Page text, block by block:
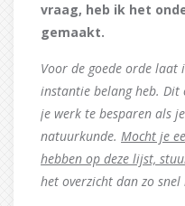
vraag, heb ik het
gemaakt.
Voor de goede orde laat
instantie belang heb. Dit
je werk te besparen als
natuurkunde. Mocht je
hebben op deze lijst,
het overzicht dan zo